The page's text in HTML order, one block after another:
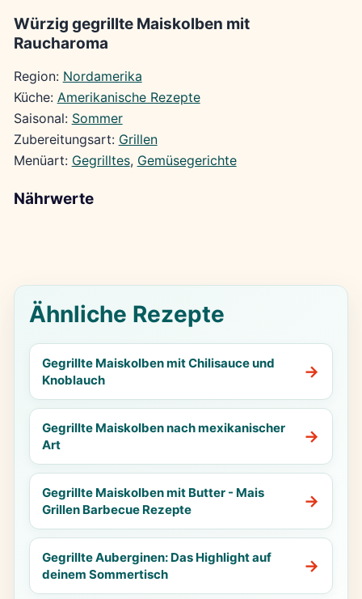
Würzig gegrillte Maiskolben mit
Raucharoma
Region: Nordamerika
Küche: Amerikanische Rezepte
Saisonal: Sommer
Zubereitungsart: Grillen
Menüart: Gegrilltes, Gemüsegerichte
Nährwerte
Ähnliche Rezepte
Gegrillte Maiskolben mit Chilisauce und
Knoblauch
Gegrillte Maiskolben nach mexikanischer
Art
Gegrillte Maiskolben mit Butter - Mais
Grillen Barbecue Rezepte
Gegrillte Auberginen: Das Highlight auf
deinem Sommertisch